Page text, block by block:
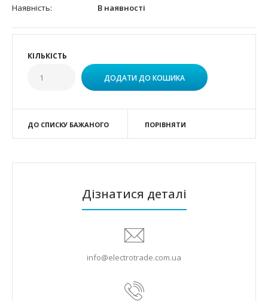
Наявність:
В наявності
КІЛЬКІСТЬ
ДО СПИСКУ БАЖАНОГО ПОРІВНЯТИ
Дізнатися деталі
info@electrotrade.com.ua